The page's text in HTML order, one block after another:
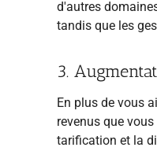
d'autres
tandis que les
3.
En plus de vous
revenus que
tarification et la